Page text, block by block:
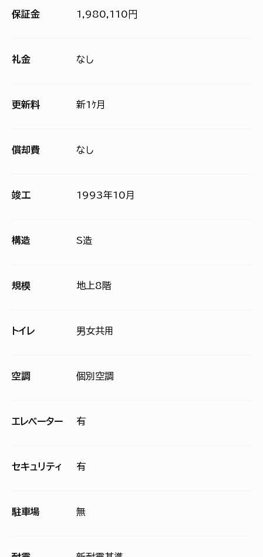
保証金 1,980,110円
礼金 なし
更新料 新1ｹ月
償却費 なし
竣工 1993年10月
構造 S造
規模 地上8階
トイレ 男女共用
空調 個別空調
エレベーター 有
セキュリティ 有
駐車場 無